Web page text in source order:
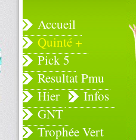
Accueil
Quinté +
Pick 5
Resultat Pmu
Hier
Infos
GNT
Trophée Vert